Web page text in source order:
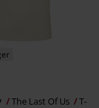
The Last Of Us
T-